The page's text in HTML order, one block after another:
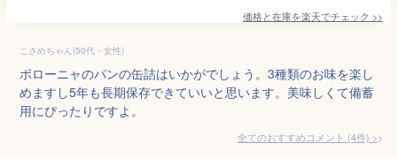
価格と在庫を楽天でチェック >>
こさめちゃん(50代・女性)
ボローニャのパンの缶詰はいかがでしょう。3種類のお味を楽し
めますし5年も長期保存できていいと思います。美味しくて備蓄
用にぴったりですよ。
全てのおすすめコメント (4件) >